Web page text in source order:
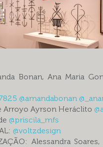
Bonan, Ana Maria
@amandabonan
Arroyo Ayrson Heráclito
@priscila_mfs
@voltzdesign
Alessandra